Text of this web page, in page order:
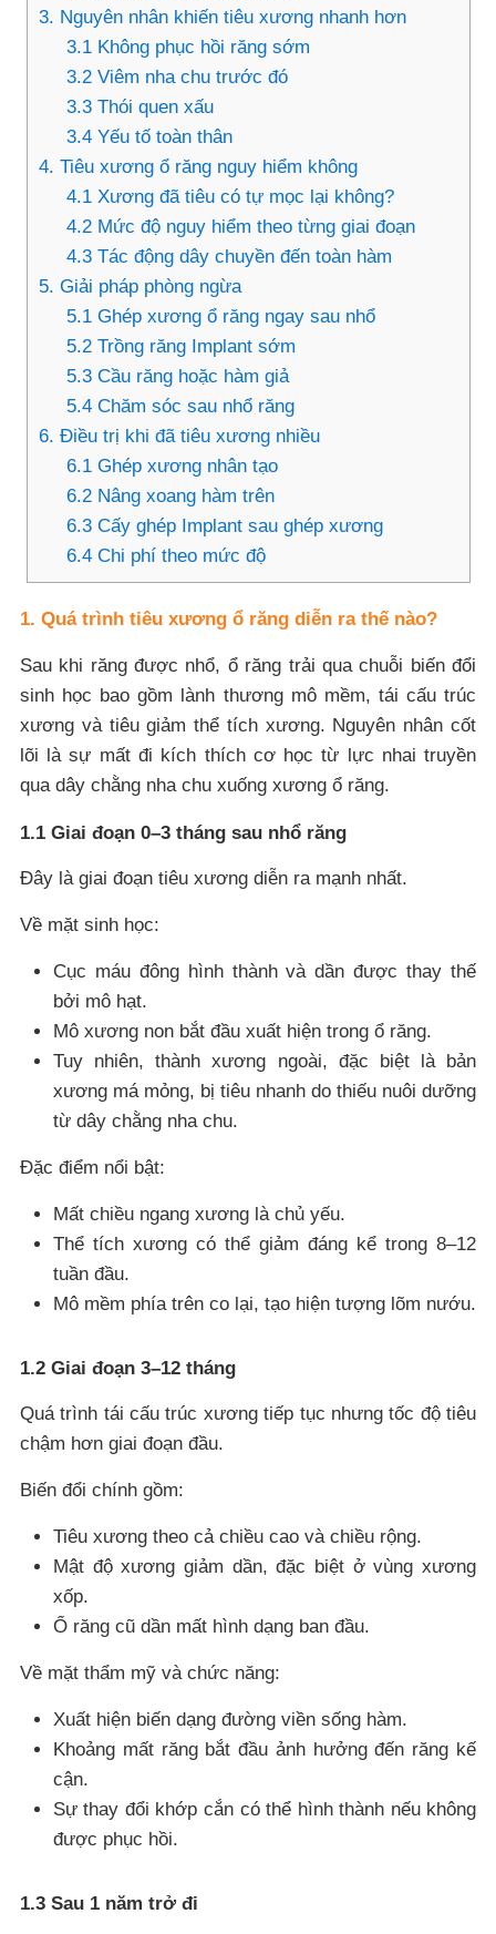
3. Nguyên nhân khiến tiêu xương nhanh hơn
3.1 Không phục hồi răng sớm
3.2 Viêm nha chu trước đó
3.3 Thói quen xấu
3.4 Yếu tố toàn thân
4. Tiêu xương ổ răng nguy hiểm không
4.1 Xương đã tiêu có tự mọc lại không?
4.2 Mức độ nguy hiểm theo từng giai đoạn
4.3 Tác động dây chuyền đến toàn hàm
5. Giải pháp phòng ngừa
5.1 Ghép xương ổ răng ngay sau nhổ
5.2 Trồng răng Implant sớm
5.3 Cầu răng hoặc hàm giả
5.4 Chăm sóc sau nhổ răng
6. Điều trị khi đã tiêu xương nhiều
6.1 Ghép xương nhân tạo
6.2 Nâng xoang hàm trên
6.3 Cấy ghép Implant sau ghép xương
6.4 Chi phí theo mức độ
1. Quá trình tiêu xương ổ răng diễn ra thế nào?
Sau khi răng được nhổ, ổ răng trải qua chuỗi biến đổi
sinh học bao gồm lành thương mô mềm, tái cấu trúc
xương và tiêu giảm thể tích xương. Nguyên nhân cốt
lõi là sự mất đi kích thích cơ học từ lực nhai truyền
qua dây chằng nha chu xuống xương ổ răng.
1.1 Giai đoạn 0–3 tháng sau nhổ răng
Đây là giai đoạn tiêu xương diễn ra mạnh nhất.
Về mặt sinh học:
Cục máu đông hình thành và dần được thay thế
bởi mô hạt.
Mô xương non bắt đầu xuất hiện trong ổ răng.
Tuy nhiên, thành xương ngoài, đặc biệt là bản
xương má mỏng, bị tiêu nhanh do thiếu nuôi dưỡng
từ dây chằng nha chu.
Đặc điểm nổi bật:
Mất chiều ngang xương là chủ yếu.
Thể tích xương có thể giảm đáng kể trong 8–12
tuần đầu.
Mô mềm phía trên co lại, tạo hiện tượng lõm nướu.
1.2 Giai đoạn 3–12 tháng
Quá trình tái cấu trúc xương tiếp tục nhưng tốc độ tiêu
chậm hơn giai đoạn đầu.
Biến đổi chính gồm:
Tiêu xương theo cả chiều cao và chiều rộng.
Mật độ xương giảm dần, đặc biệt ở vùng xương
xốp.
Ổ răng cũ dần mất hình dạng ban đầu.
Về mặt thẩm mỹ và chức năng:
Xuất hiện biến dạng đường viền sống hàm.
Khoảng mất răng bắt đầu ảnh hưởng đến răng kế
cận.
Sự thay đổi khớp cắn có thể hình thành nếu không
được phục hồi.
1.3 Sau 1 năm trở đi